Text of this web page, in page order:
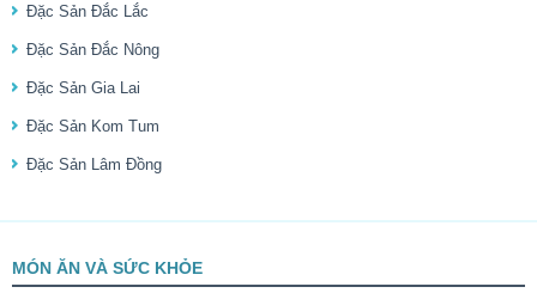
Đặc Sản Đắc Lắc
Đặc Sản Đắc Nông
Đặc Sản Gia Lai
Đặc Sản Kom Tum
Đặc Sản Lâm Đồng
MÓN ĂN VÀ SỨC KHỎE